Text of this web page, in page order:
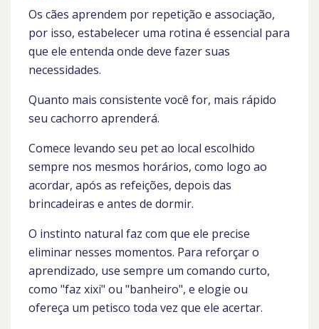
Os cães aprendem por repetição e associação,
por isso, estabelecer uma rotina é essencial para
que ele entenda onde deve fazer suas
necessidades.
Quanto mais consistente você for, mais rápido
seu cachorro aprenderá.
Comece levando seu pet ao local escolhido
sempre nos mesmos horários, como logo ao
acordar, após as refeições, depois das
brincadeiras e antes de dormir.
O instinto natural faz com que ele precise
eliminar nesses momentos. Para reforçar o
aprendizado, use sempre um comando curto,
como "faz xixi" ou "banheiro", e elogie ou
ofereça um petisco toda vez que ele acertar.